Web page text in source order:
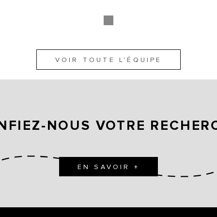
VOIR TOUTE L'ÉQUIPE
NOUS VOTRE
EN SAVOIR +